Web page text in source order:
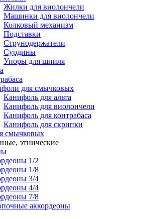
Жилки для виолончели
Машинки для виолончели
Колковый механизм
Подставки
Струнодержатели
Сурдины
Упоры для шпиля
для смычковых
Канифоль для альта
Канифоль для виолончели
Канифоль для контрабаса
Канифоль для скрипки
смычковых
этнические
1/2
1/8
3/4
4/4
7/8
аккордеоны